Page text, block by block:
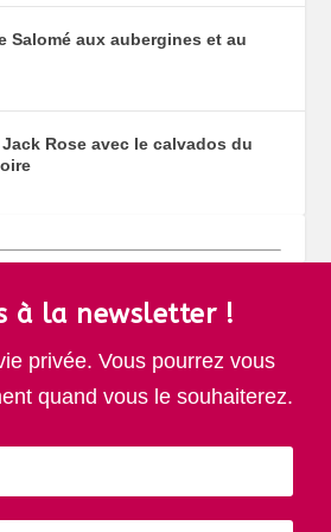
Salomé aux aubergines et au
Rose avec le calvados du
à la newsletter !
privée. Vous pourrez vous
quand vous le souhaiterez.